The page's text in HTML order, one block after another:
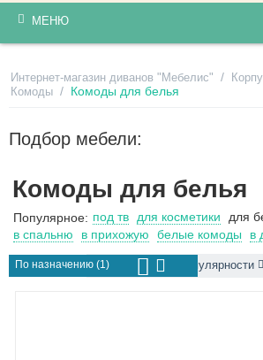
МЕНЮ
Интернет-магазин диванов "Мебелис" /
Комоды / Комоды для белья
Подбор мебели:
Комоды для белья
Популярное: под тв для косметики для
в спальню
в прихожую белые комоды в
По назначению (1)Сортировать по популярности